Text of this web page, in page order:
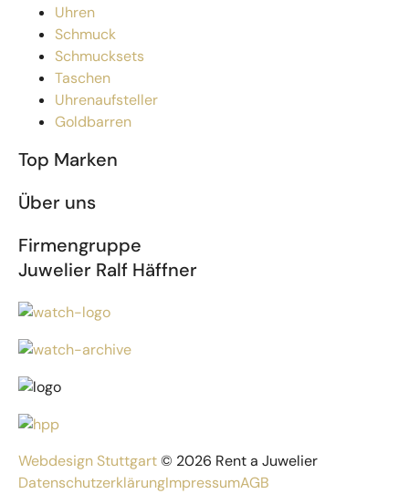
Uhren
Schmuck
Schmucksets
Taschen
Uhrenaufsteller
Goldbarren
Top Marken
Über uns
Firmengruppe
Juwelier Ralf Häffner
Webdesign Stuttgart© 2026 Rent a Juwelier
DatenschutzerklärungImpressumAGB